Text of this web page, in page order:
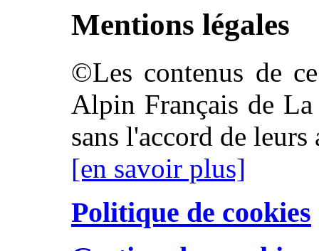
Mentions légales
©Les contenus de
Alpin Français de
sans l'accord de leurs
[en savoir plus]
Politique de cookies